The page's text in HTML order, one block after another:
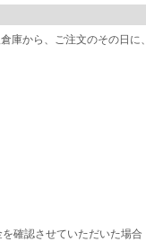
から、ご注文のその日に、
確認させていただいた場合